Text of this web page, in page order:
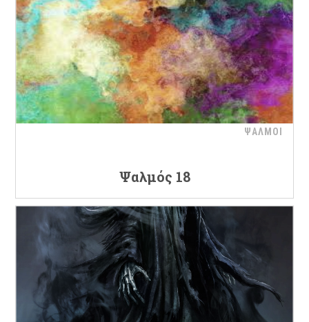
ΨΑΛΜΟΙ
Ψαλμός 18